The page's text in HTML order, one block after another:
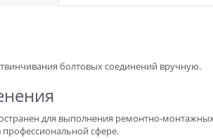
болтовых соединений вручную.
для выполнения ремонтно-
профессиональной сфере.